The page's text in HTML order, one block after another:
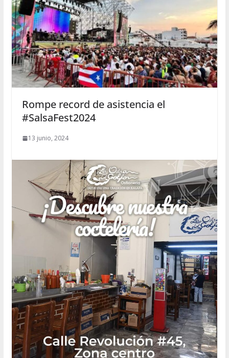
Rompe record de asistencia el
#SalsaFest2024
13 junio, 2024